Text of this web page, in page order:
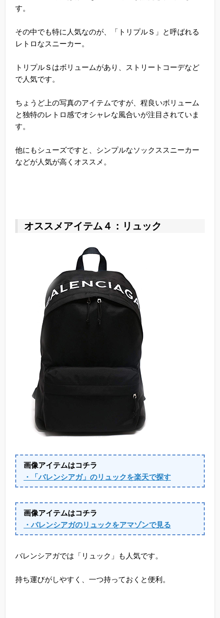
す。
その中でも特に人気なのが、「トリプルＳ」と呼ばれる
レトロなスニーカー。
トリプルＳはボリュームがあり、ストリートコーデなど
で人気です。
ちょうど上の写真のアイテムですが、程良いボリューム
と独特のレトロ感でオシャレな風合いが注目されていま
す。
他にもシューズですと、シンプルなソックススニーカー
などが人気が高くオススメ。
オススメアイテム４：リュック
画像アイテムはコチラ
・「バレンシアガ」のリュックを楽天で探す
画像アイテムはコチラ
・バレンシアガのリュックをアマゾンで見る
バレンシアガでは「リュック」も人気です。
持ち運びがしやすく、一つ持っておくと便利。